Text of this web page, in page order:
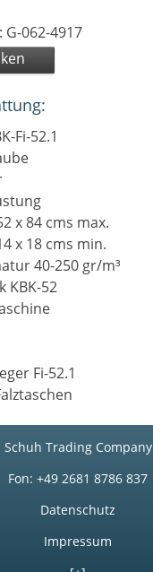
062-4917
Fi-52.1
x 84 cms max.
x 18 cms min.
40-250 gr/m³
KBK-52
Fi-52.1
Schuh Trading Company
Fon: +49 2681 8786 837
Datenschutz
Impressum